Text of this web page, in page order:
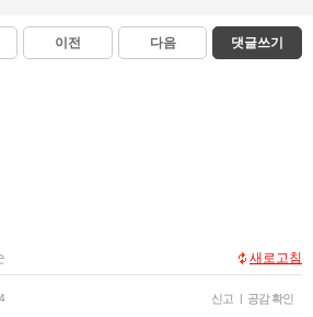
이전 다음 댓글쓰기
새로고침
신고 | 공감 확인